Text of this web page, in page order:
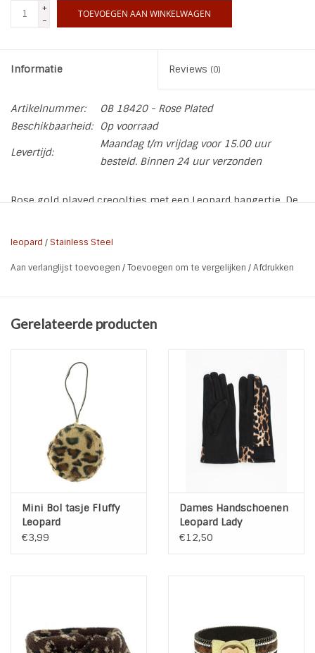
+
-
TOEVOEGEN AAN WINKELWAGEN
Informatie Reviews (0)
Artikelnummer:
OB 18420 - Rose Plated
Beschikbaarheid:
Op voorraad
Levertijd:
Maandag t/m vrijdag voor 15.00 uur
besteld. Binnen 24 uur verzonden
Rose gold played creooltjes met een Leopard hangertje. De
* Soort: Creolen met hangertje
leopard / Stainless Steel
Aan verlanglijst toevoegen /Toevoegen om te vergelijken /Afdrukken
Gerelateerde producten
Mini Bol tasje Fluffy
Leopard
€3,99
Dames Handschoenen
Leopard Lady
€12,50